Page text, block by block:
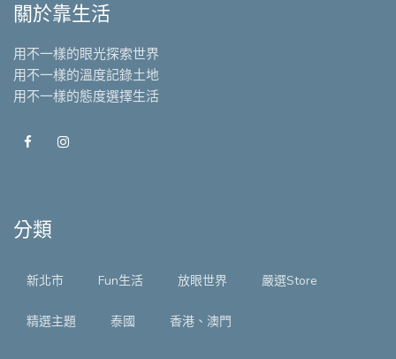
關於靠生活
用不一樣的眼光探索世界
用不一樣的溫度記錄土地
用不一樣的態度選擇生活
分類
新北市 Fun生活 放眼世界 嚴選Store
精選主題 泰國 香港、澳門